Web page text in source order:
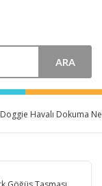
ARA
Doggie Havalı Dokuma